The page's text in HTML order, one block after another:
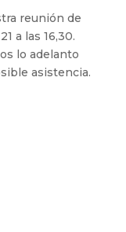
reunión de
a las 16,30.
lo adelanto
asistencia.